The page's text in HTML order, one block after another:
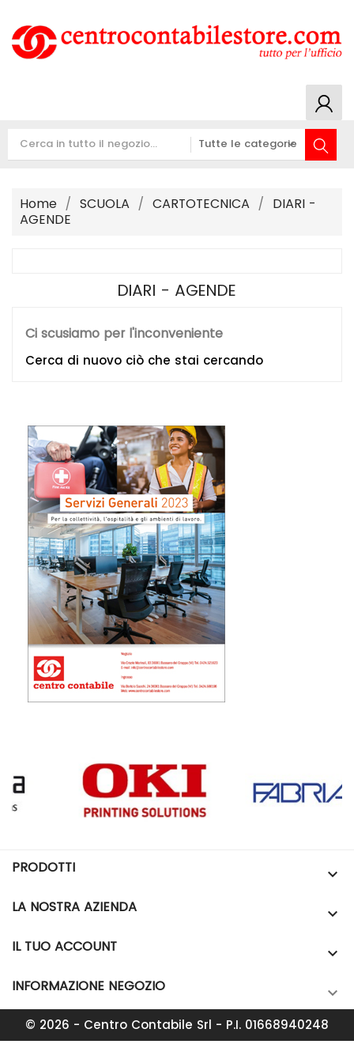
Home SCUOLA CARTOTECNICA
DIARI -
AGENDE
DIARI - AGENDE
Ci scusiamo per l'inconveniente
Cerca di nuovo ciò che stai cercando
PRODOTTI 
LA NOSTRA AZIENDA 
IL TUO ACCOUNT 
INFORMAZIONE NEGOZIO 
© 2026 - Centro Contabile Srl - P.I. 01668940248